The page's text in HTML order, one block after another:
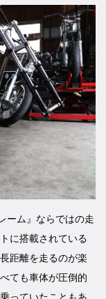
ーム』ならではの走
に搭載されている
距離を走るのが楽
ても車体が圧倒的